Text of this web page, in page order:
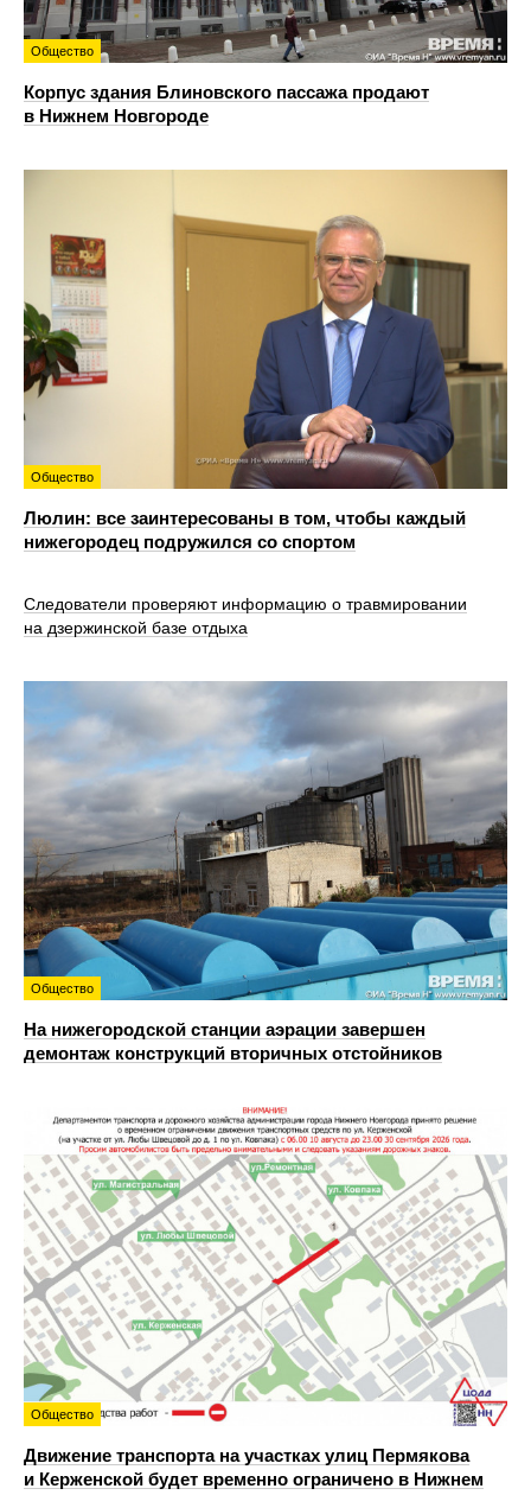
Общество
Корпус здания Блиновского пассажа продают
в Нижнем Новгороде
Общество
Люлин: все заинтересованы в том, чтобы каждый
нижегородец подружился со спортом
Следователи проверяют информацию о травмировании
на дзержинской базе отдыха
Общество
На нижегородской станции аэрации завершен
демонтаж конструкций вторичных отстойников
Общество
Движение транспорта на участках улиц Пермякова
и Керженской будет временно ограничено в Нижнем